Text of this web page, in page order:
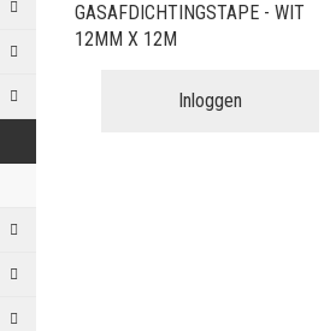
GASAFDICHTINGSTAPE - WIT
12MM X 12M
Inloggen